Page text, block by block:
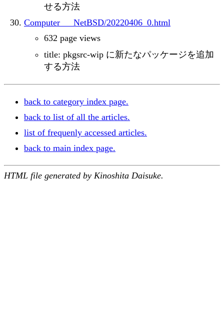
せる方法
Computer___NetBSD/20220406_0.html
632 page views
title: pkgsrc-wip に新たなパッケージを追加
する方法
back to category index page.
back to list of all the articles.
list of frequenly accessed articles.
back to main index page.
HTML file generated by Kinoshita Daisuke.